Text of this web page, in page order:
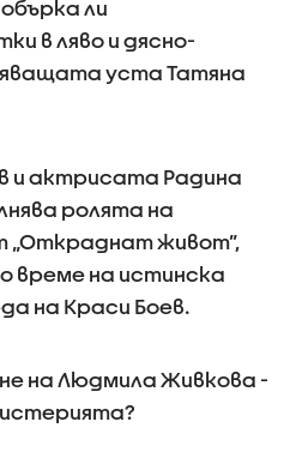
ли
в ляво и дясно-
уста Татяна
и актрисата Радина
ролята на
„Откраднат живот”,
време на истинска
на Краси Боев.
на Людмила Живкова -